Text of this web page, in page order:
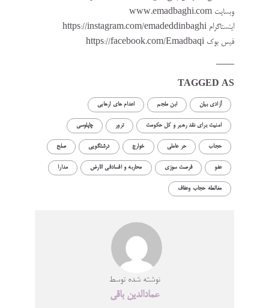
وبسایت www.emadbaghi.com
اینستاگرام https://instagram.com/emadeddinbaghi
فیس بوک https://facebook.com/Emadbaqi
TAGGED AS
آزادی بیان ابن ملجم اعدام های ارهابی
امنیت برای نقد رهبر و کل حکومت ترور چاپلوسى
حجاب حر عاملى‌ خوارج درشتگویی صلح
عفو فرصت سوزی محاربه و افسادفی الارض مدارا
مغالطه حجاب وعفاف
نوشته شده توسط
عمادالدین باقی